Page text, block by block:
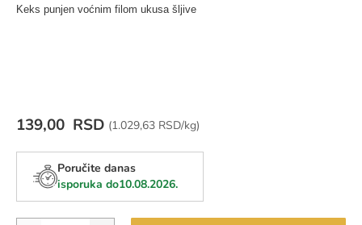
Keks punjen voćnim filom ukusa šljive
139,00 RSD (Cena za jedinicu mere:
1.029,63 RSD/kg)
Poručite danas
isporuka do10.08.2026.